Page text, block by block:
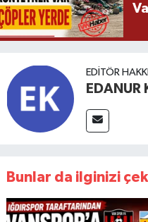
EDITÖR
EDANUR
Bunlar da ilginizi